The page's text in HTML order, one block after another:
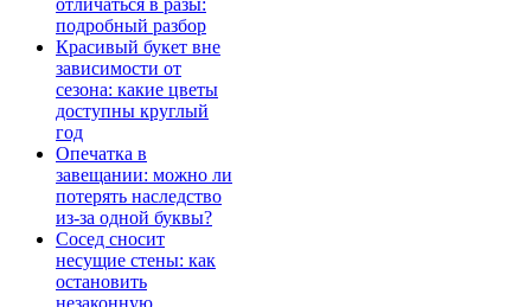
подробный разбор
Красивый букет вне
зависимости от
сезона: какие цветы
доступны круглый
год
Опечатка в
завещании: можно ли
потерять наследство
из-за одной буквы?
Сосед сносит
несущие стены: как
остановить
незаконную